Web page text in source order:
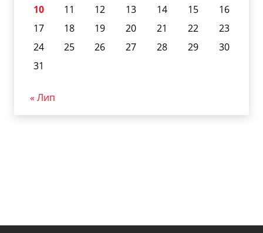
10
11 12 13 14 15
16
17
18 19 20 21 22
23
24
25 26 27 28 29
30
31
« Лип